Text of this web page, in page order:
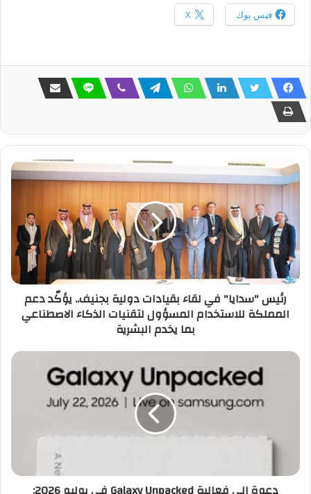
فيس بوك X
رئيس "سدايا" في لقاء بقيادات دولية بجنيف.. يؤكّد دعم
المملكة للاستخدام المسؤول لتقنيات الذكاء الاصطناعي
بما يخدم البشرية